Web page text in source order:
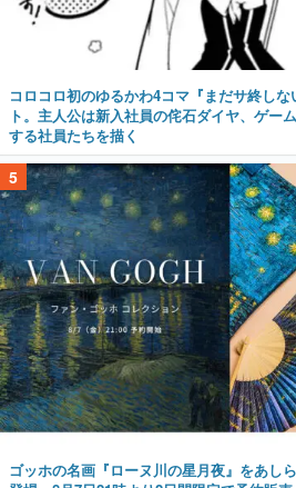
コロコロ初のゆるかわ4コマ『まだサ終し
ト。主人公は新入社員の侘石ダイヤ、ゲー
する社員たちを描く
5
ゴッホの名画『ローヌ川の星月夜』をあし